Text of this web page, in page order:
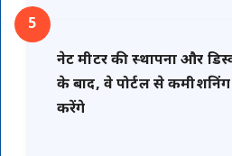
5
नेट मीटर की स्थापना और
के बाद, वे पोर्टल से कमीशनिंग
करेंगे